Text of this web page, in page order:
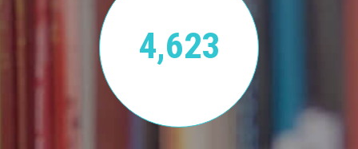
4,623